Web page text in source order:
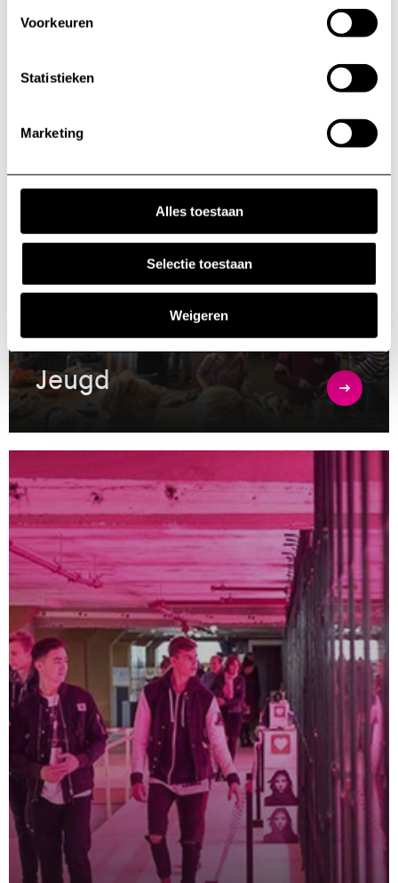
Je kunt jouw toestemming op elk moment intrekken of te
kunnen ontvangen en verwerken. Bekijk hiervoor de
details pagina.
Voorkeuren
Statistieken
Marketing
Alles toestaan
Selectie toestaan
Weigeren
Jeugd